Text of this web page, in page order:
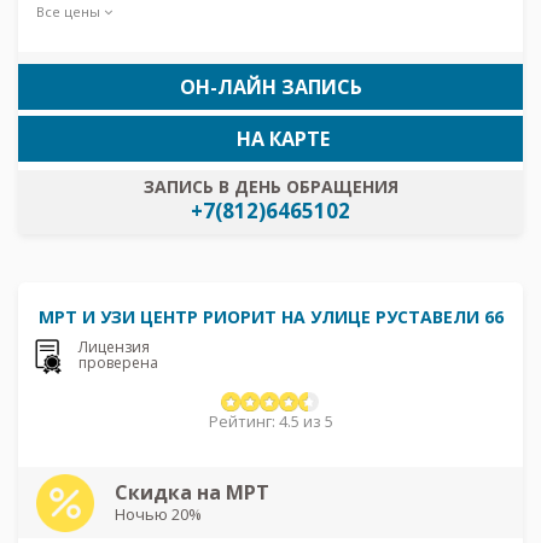
Все цены
ОН-ЛАЙН ЗАПИСЬ
ЗАПИСЬ В ДЕНЬ ОБРАЩЕНИЯ
+7(812)6465102
НА КАРТЕ
МРТ И УЗИ ЦЕНТР РИОРИТ НА УЛИЦЕ РУСТАВЕЛИ 66
Лицензия
проверена
Рейтинг: 4.5 из 5
Скидка на МРТ
Ночью 20%